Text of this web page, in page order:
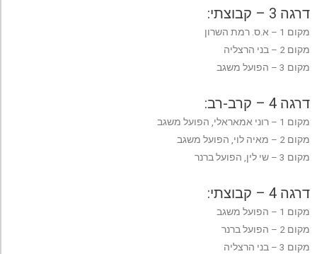
דרגה 3 – קבוצתי:
מקום 1 – א.ס. רמת השרון
מקום 2 – בני הרצליה
מקום 3 – הפועל משגב
דרגה 4 – קרב-רב:
מקום 1 – רוני אמאראלי, הפועל משגב
מקום 2 – מאיה לוי, הפועל משגב
מקום 3 – שי לין, הפועל ברנר
דרגה 4 – קבוצתי:
מקום 1 – הפועל משגב
מקום 2 – הפועל ברנר
מקום 3 – בני הרצליה